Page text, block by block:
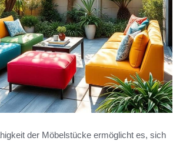
der Möbelstücke ermöglicht es, sich